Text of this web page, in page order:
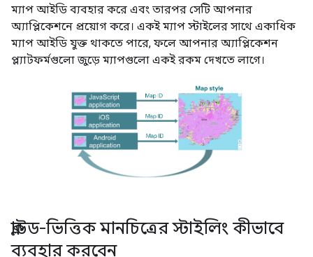
ম্যাপ আইডি ব্যবহার করে এবং তারপর সেটি আপনার
অ্যাপ্লিকেশনে প্রয়োগ করে। একই ম্যাপ স্টাইলের সাথে একাধিক
ম্যাপ আইডি যুক্ত থাকতে পারে, ফলে আপনার অ্যাপ্লিকেশন
প্ল্যাটফর্মগুলো জুড়ে ম্যাপগুলো একই রকম দেখতে লাগে।
ক্লাউড-ভিত্তিক মানচিত্রের স্টাইলিং কীভাবে
ব্যবহার করবেন